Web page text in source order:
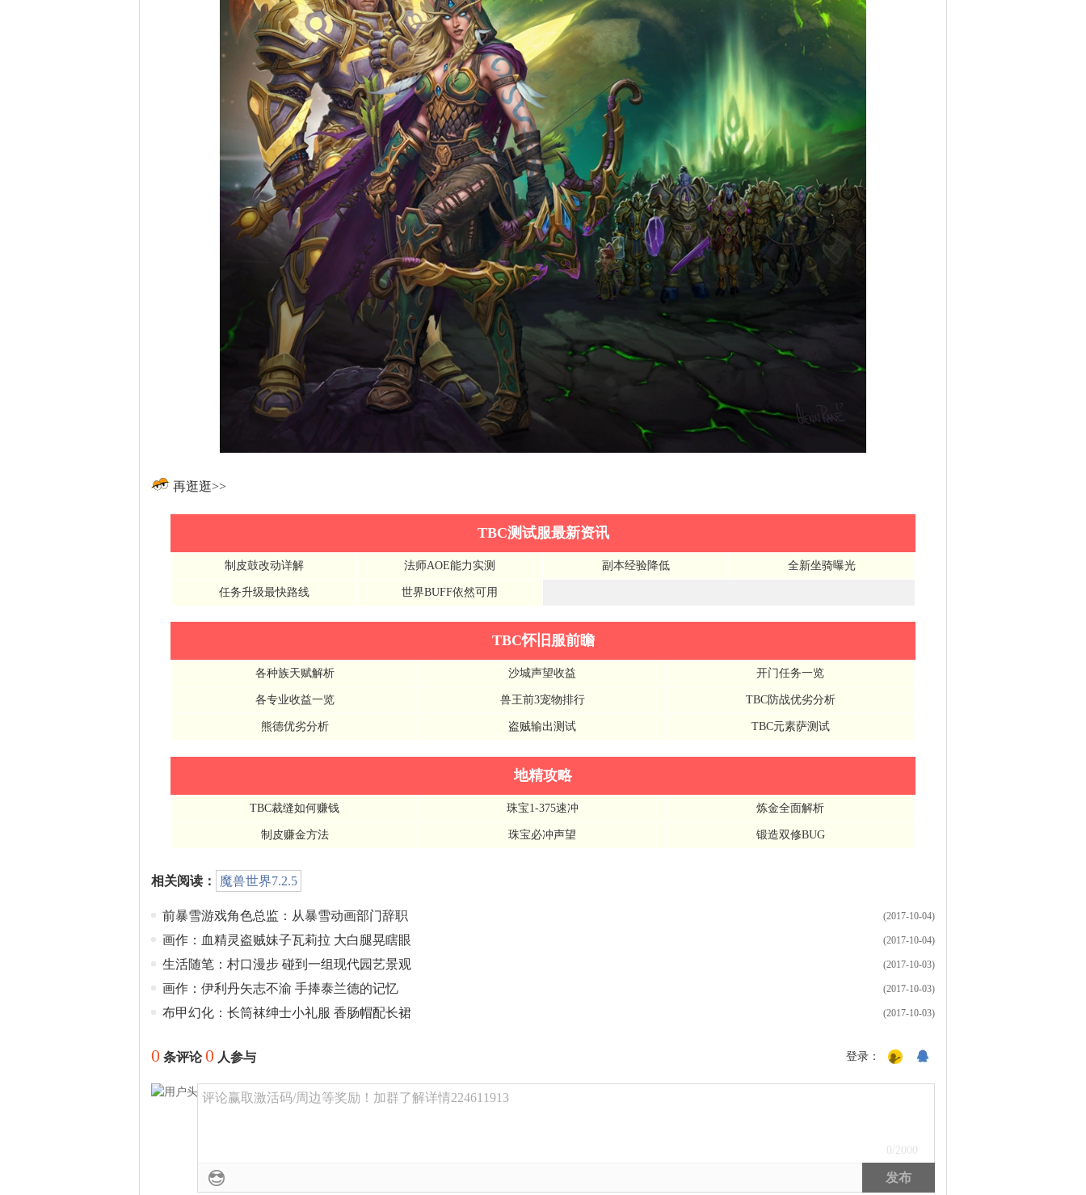
再逛逛>>
TBC测试服最新资讯
制皮鼓改动详解 法师AOE能力实测 副本经验降低 全新坐骑曝光
任务升级最快路线 世界BUFF依然可用
TBC怀旧服前瞻
各种族天赋解析 沙城声望收益 开门任务一览
各专业收益一览 兽王前3宠物排行 TBC防战优劣分析
熊德优劣分析 盗贼输出测试 TBC元素萨测试
地精攻略
TBC裁缝如何赚钱 珠宝1-375速冲 炼金全面解析
制皮赚金方法 珠宝必冲声望 锻造双修BUG
相关阅读： 魔兽世界7.2.5
(2017-10-04)
前暴雪游戏角色总监：从暴雪动画部门辞职
(2017-10-04)
画作：血精灵盗贼妹子瓦莉拉 大白腿晃瞎眼
(2017-10-03)
生活随笔：村口漫步 碰到一组现代园艺景观
(2017-10-03)
画作：伊利丹矢志不渝 手捧泰兰德的记忆
(2017-10-03)
布甲幻化：长筒袜绅士小礼服 香肠帽配长裙
0 条评论0 人参与 登录：
评论赢取激活码/周边等奖励！加群了解详情224611913
0 /2000
发布